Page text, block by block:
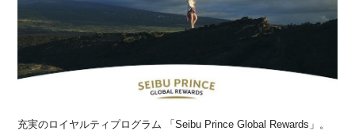
充実のロイヤルティプログラム 「Seibu Prince Global Rewards」。